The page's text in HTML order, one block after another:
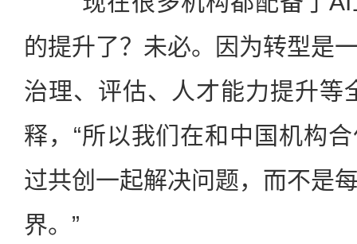
的提升了？未必。因为转型是
治理、评估、人才能力提升等
释，“所以我们在和中国机构
过共创一起解决问题，而不是
界。”